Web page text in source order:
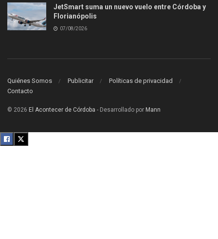
JetSmart suma un nuevo vuelo entre Córdoba y
Florianópolis
07/08/2026
Quiénes Somos Publicitar
Políticas de privacidad
Contacto
© 2026 El Acontecer de Córdoba - Desarrollado por Mann